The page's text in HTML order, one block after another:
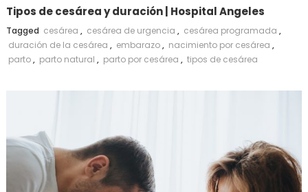
Tipos de cesárea y duración | Hospital Angeles
Tagged cesárea , cesárea de urgencia , cesárea programada ,
duración de la cesárea , embarazo, nacimiento por cesárea ,
parto, parto natural , parto por cesárea , tipos de cesárea